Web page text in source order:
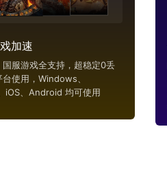
加速
国服游戏全支持，超稳定0丢
使用，Windows、
iOS、Android 均可使用